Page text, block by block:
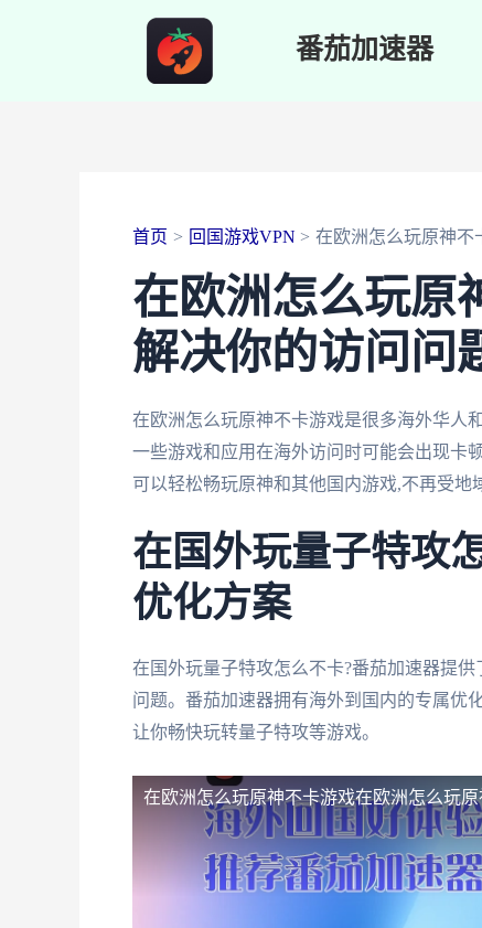
番茄加速器
首页 回国游戏VPN 在欧洲怎么玩原神不
在欧洲怎么玩原
解决你的访问问
在欧洲怎么玩原神不卡游戏是很多海外华人
一些游戏和应用在海外访问时可能会出现卡
可以轻松畅玩原神和其他国内游戏,不再受地
在国外玩量子特攻
优化方案
在国外玩量子特攻怎么不卡?番茄加速器提
问题。番茄加速器拥有海外到国内的专属优
让你畅快玩转量子特攻等游戏。
在欧洲怎么玩原神不卡游戏在欧洲怎么玩